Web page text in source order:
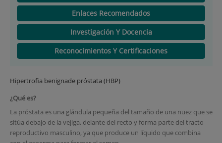
Enlaces Recomendados
Investigación Y Docencia
Reconocimientos Y Certificaciones
Hipertrofia benignade próstata (HBP)
¿Qué es?
La próstata es una glándula pequeña del tamaño de una nuez que se
sitúa debajo de la vejiga, delante del recto y forma parte del tracto
reproductivo masculino, ya que produce un líquido que combina